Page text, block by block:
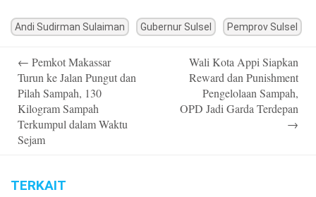
Andi Sudirman Sulaiman Gubernur Sulsel Pemprov Sulsel
navigation
← Pemkot Makassar
Turun ke Jalan Pungut dan
Pilah Sampah, 130
Kilogram Sampah
Terkumpul dalam Waktu
Sejam
Wali Kota Appi Siapkan
Reward dan Punishment
Pengelolaan Sampah,
OPD Jadi Garda Terdepan
→
TERKAIT